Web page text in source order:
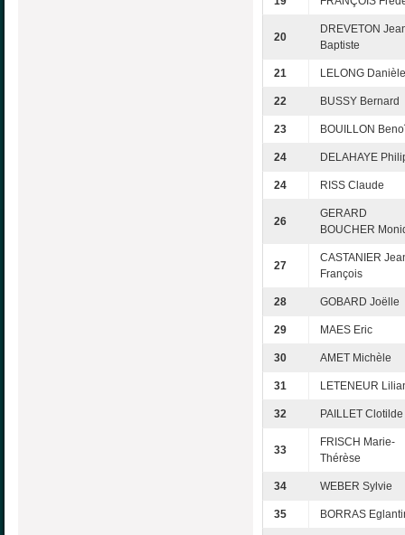
20
DREVETON
Baptiste
21 LELONG Danièle
22 BUSSY Bernard
23 BOUILLON
24 DELAHAYE
24 RISS Claude
26
GERARD
BOUCHER
27
CASTANIER
François
28 GOBARD Joëlle
29 MAES Eric
30 AMET Michèle
31 LETENEUR
32 PAILLET Clotilde
33
FRISCH Marie-
Thérèse
34 WEBER Sylvie
35 BORRAS